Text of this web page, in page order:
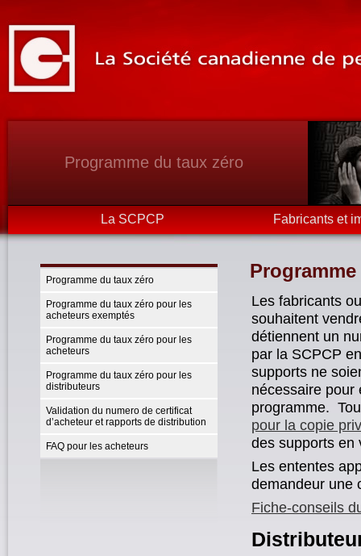
Programme du taux zéro
La SCPCP Fabricants et
Programme du taux zéro
Programme du taux zéro pour les
acheteurs exemptés
Programme du taux zéro pour les
acheteurs
Programme du taux zéro pour les
distributeurs
Validation du numero de certificat
d’acheteur et rapports de distribution
FAQ pour les acheteurs
Les fabricants
souhaitent
détiennent un
par la SCPCP
supports ne
nécessaire pour
programme.
pour la copie
des supports en
Les ententes
demandeur une
Fiche-conseils